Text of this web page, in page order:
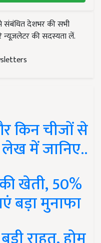
संबंधित देशभर की सभी
की सदस्यता लें.
किन चीजों से
में जानिए..
खेती, 50%
बड़ा मुनाफा